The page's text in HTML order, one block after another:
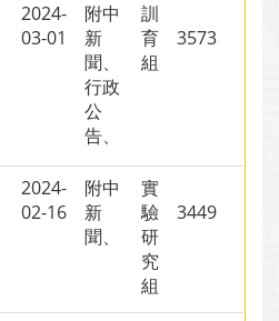
2024-
03-01
附中
新
聞、
行政
公
告、
訓
育
組
3573
2024-
02-16
附中
新
聞、
實
驗
研
究
組
3449